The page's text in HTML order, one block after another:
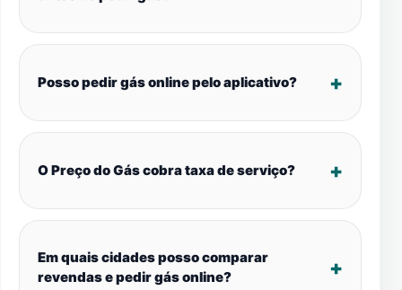
Posso pedir gás online pelo aplicativo?
O Preço do Gás cobra taxa de serviço?
Em quais cidades posso comparar
revendas e pedir gás online?